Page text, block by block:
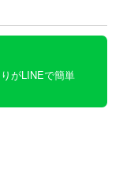
がLINEで簡単